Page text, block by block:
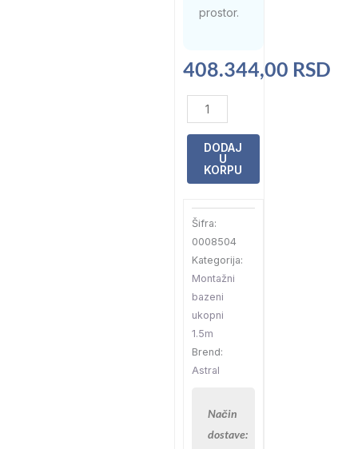
prostor.
408.344,00 RSD
LAGUNA
Astral
Ovalni
Bazen
6.3x3.6x1.5
DODAJ
U
KORPU
Šifra:
0008504
Kategorija:
Montažni
bazeni
ukopni
1.5m
Brend:
Astral
Način
dostave: